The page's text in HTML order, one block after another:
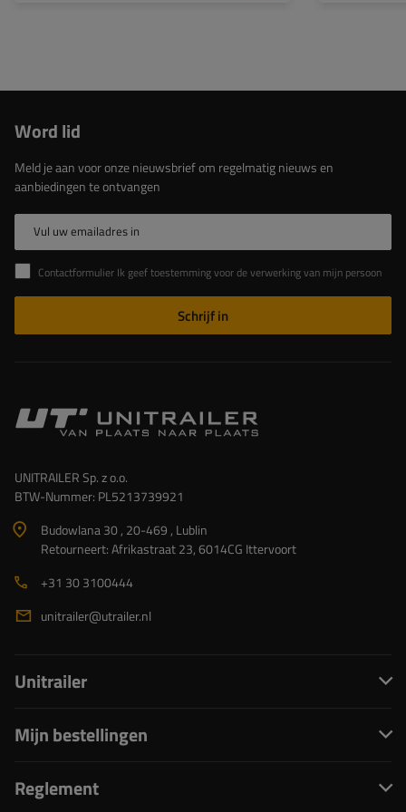
Word lid
Meld je aan voor onze nieuwsbrief om regelmatig nieuws en
aanbiedingen te ontvangen
Vul uw emailadres in
Contactformulier Ik geef toestemming voor de verwerking van mijn persoonlijke gegevens in het contactformulier in overeenstemming met de Verordening van het Europees Parlement en de Raad (EU)
Schrijf in
UNITRAILER Sp. z o.o.
BTW-Nummer: PL5213739921
Budowlana 30 , 20-469 , Lublin
Retourneert: Afrikastraat 23, 6014CG Ittervoort
+31 30 3100444
unitrailer@utrailer.nl
Unitrailer
Mijn bestellingen
Reglement